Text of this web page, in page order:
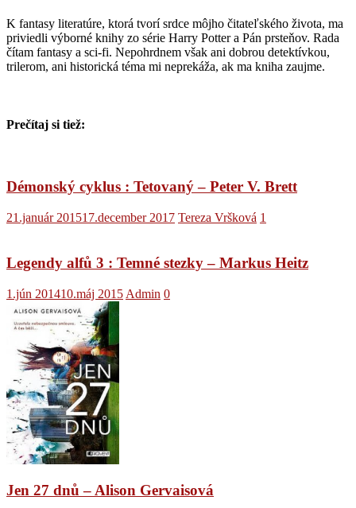
K fantasy literatúre, ktorá tvorí srdce môjho čitateľského života, ma
priviedli výborné knihy zo série Harry Potter a Pán prsteňov. Rada
čítam fantasy a sci-fi. Nepohrdnem však ani dobrou detektívkou,
trilerom, ani historická téma mi neprekáža, ak ma kniha zaujme.
Prečítaj si tiež:
Démonský cyklus : Tetovaný – Peter V. Brett
21.január 201517.december 2017 Tereza Vršková 1
Legendy alfů 3 : Temné stezky – Markus Heitz
1.jún 201410.máj 2015 Admin 0
Jen 27 dnů – Alison Gervaisová